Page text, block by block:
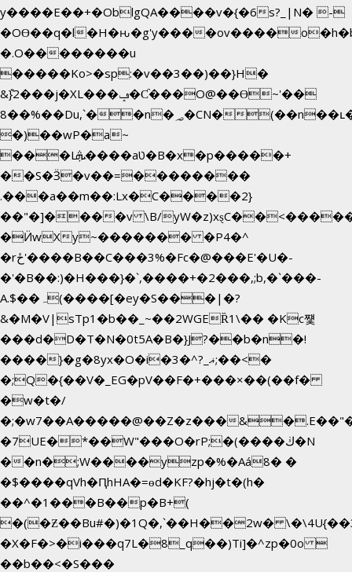
y����E��+�OblgQA����v�{�6s?_|N� -
�OƟ��q�l�H�ԋ�g'y����ov����
�.O��������u
�����Ko>�sp:�v��3��)��}H�
&݉}2���j�XL���ݡ�Ƈ���O@��Ɵ~'��
8��%��Du,`��n�؃�CN�(��n��ւ���B�9��
�)��wP�a~
���Lܞ����aט�B�x�p�����+
��S�Ӟ�v��=��������
.���a��m��:Lx�C����2}
��"�]����v \B/
�ӤwXy~������� �P4�^
�rځ'����B��C���3%�Fc�@���E'�U�-
�'�B��:)�H���}�`,����+�2���,;b,�`���-
A.$��ہ(����[�ey�S���|�?
&�M�V|sTp1�b��_~��2WGEȐ1\�� �Kc쩇
���d�D�T�N�0t5A�B�}J?��b�n�!
����}�g�8yx�O�i�3�^?_ޣ;��<�
�;Q�{��V�_EG�pV��F�+���×��(��f�
�w�t�/
�;�w7��A�����@��Z�z���
�7UE�*��W"���O�rP;�(����ڬ�N
��n�;W����yzp�%�Aá8� �
�$����qVh�ԤhHA�=ɵd�KF?�hj�t�(h�
��^�1���B��p�B+(
�(�Ƶ��Bu#�)�1Q�,`��H��2w�
�X�F�>�i���q7L�8_q��)Ti]�^zp�0o 
��b��<�S���